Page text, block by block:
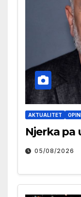
AKTUALITET
Njerka pa
05/08/2026